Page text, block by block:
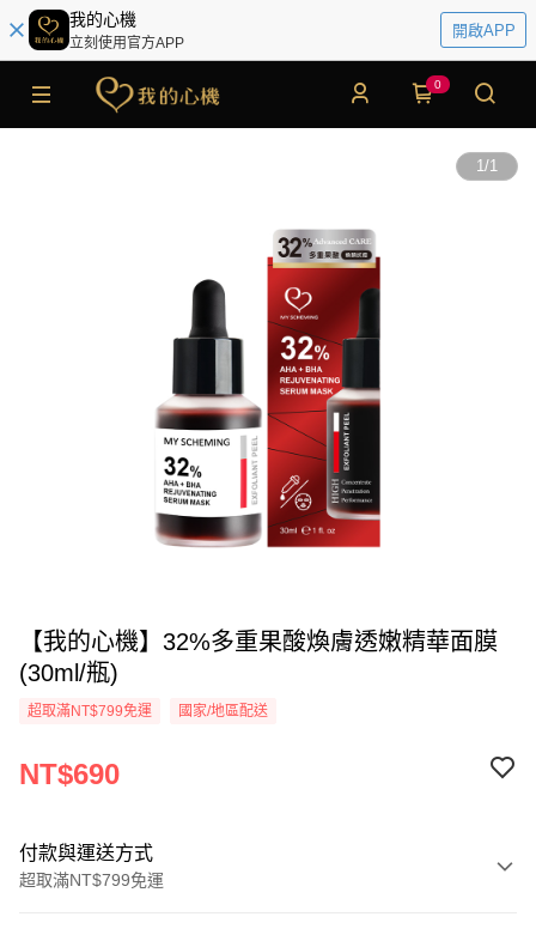
我的心機
立刻使用官方APP
開啟APP
0
1/1
【我的心機】32%多重果酸煥膚透嫩精華面膜
(30ml/瓶)
超取滿NT$799免運 國家/地區配送
NT$690
付款與運送方式
超取滿NT$799免運